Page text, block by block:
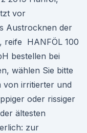
vor
Austrocknen der
reife HANFÖL 100
bestellen bei
wählen Sie bitte
von irritierter und
oder rissiger
ältesten
zur